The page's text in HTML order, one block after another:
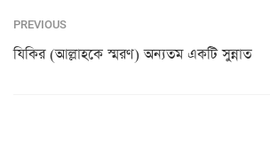
PREVIOUS
যিকির (আল্লাহকে স্মরণ) অন্যতম একটি সুন্নাত